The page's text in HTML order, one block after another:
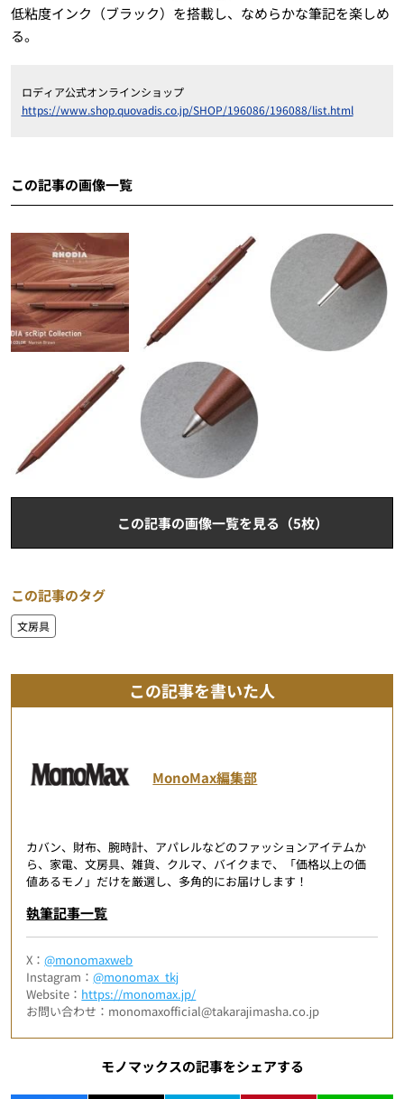
低粘度インク（ブラック）を搭載し、なめらかな筆記を楽しめ
る。
ロディア公式オンラインショップ
https://www.shop.quovadis.co.jp/SHOP/196086/196088/list.html
この記事の画像一覧
この記事の画像一覧を見る（5枚）
この記事のタグ
文房具
この記事を書いた人
MonoMax編集部
カバン、財布、腕時計、アパレルなどのファッションアイテムか
ら、家電、文房具、雑貨、クルマ、バイクまで、「価格以上の価
値あるモノ」だけを厳選し、多角的にお届けします！
執筆記事一覧
X：@monomaxweb
Instagram：@monomax_tkj
Website： https://monomax.jp/
お問い合わせ：monomaxofficial@takarajimasha.co.jp
モノマックスの記事をシェアする